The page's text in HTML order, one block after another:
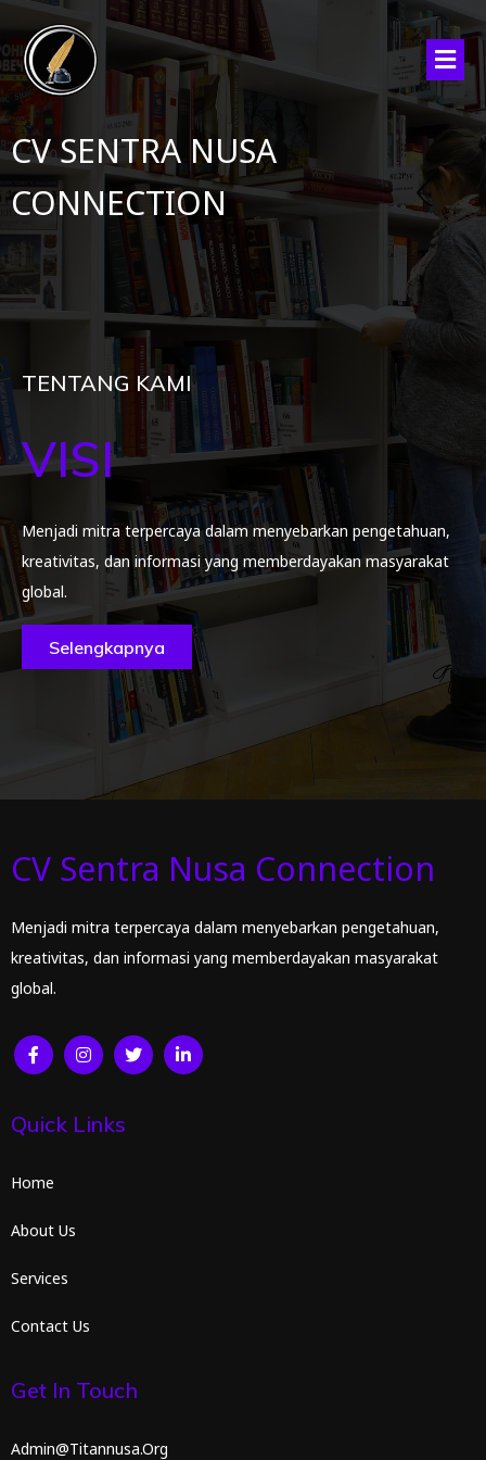
CV SENTRA NUSA
CONNECTION
TENTANG KAMI
VISI
Menjadi mitra terpercaya dalam menyebarkan pengetahuan,
kreativitas, dan informasi yang memberdayakan masyarakat
global.
Selengkapnya
CV Sentra Nusa Connection
Menjadi mitra terpercaya dalam menyebarkan pengetahuan,
kreativitas, dan informasi yang memberdayakan masyarakat
global.
Quick Links
Home
About Us
Services
Contact Us
Get In Touch
Admin@titannusa.org